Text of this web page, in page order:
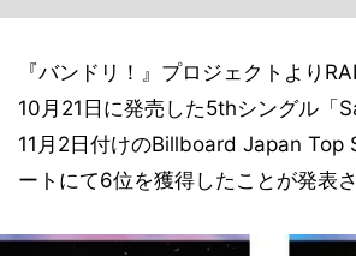
『バンドリ！』プロジェクトより
10月21日に発売した5thシングル「
11月2日付けのBillboard Japan Top
ートにて6位を獲得したことが発表さ